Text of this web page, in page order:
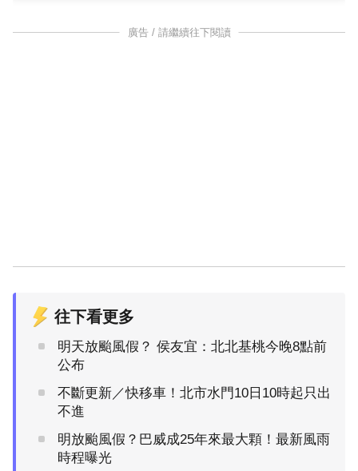
廣告 / 請繼續往下閱讀
往下看更多
明天放颱風假？ 侯友宜：北北基桃今晚8點前
公布
不斷更新／快移車！北市水門10日10時起只出
不進
明放颱風假？巴威成25年來最大顆！最新風雨
時程曝光